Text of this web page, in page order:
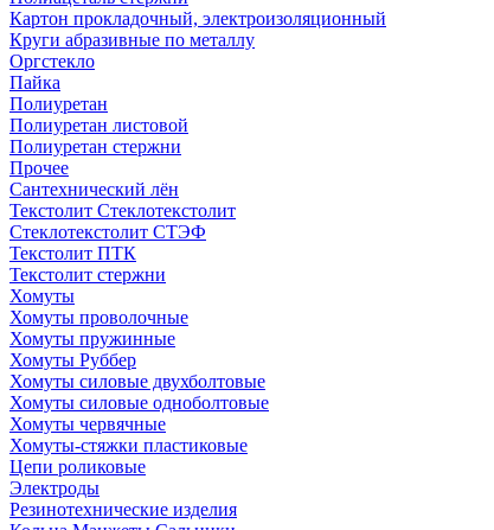
Картон прокладочный, электроизоляционный
Круги абразивные по металлу
Оргстекло
Пайка
Полиуретан
Полиуретан листовой
Полиуретан стержни
Прочее
Сантехнический лён
Текстолит Стеклотекстолит
Стеклотекстолит СТЭФ
Текстолит ПТК
Текстолит стержни
Хомуты
Хомуты проволочные
Хомуты пружинные
Хомуты Руббер
Хомуты силовые двухболтовые
Хомуты силовые одноболтовые
Хомуты червячные
Хомуты-стяжки пластиковые
Цепи роликовые
Электроды
Резинотехнические изделия